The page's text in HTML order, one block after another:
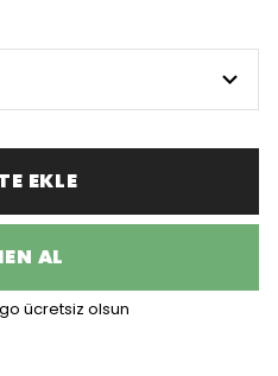
EKLE
AL
ücretsiz olsun